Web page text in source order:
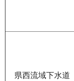
県西流域下水道